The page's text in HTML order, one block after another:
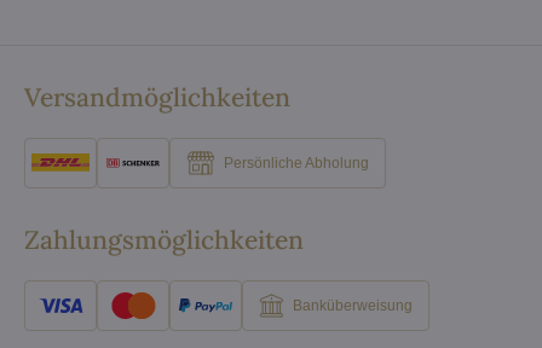
Versandmöglichkeiten
Persönliche Abholung
Zahlungsmöglichkeiten
Banküberweisung